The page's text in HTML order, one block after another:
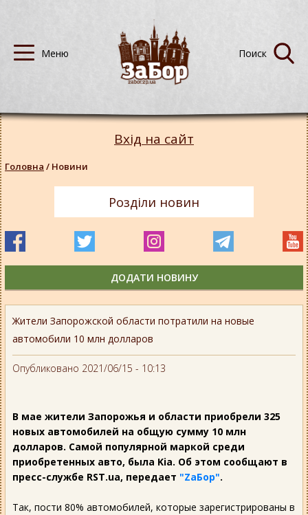
Жители Запорожской области потратили на новые
автомобили 10 млн долларов
Опубликовано 2021/06/15 - 10:13
В мае жители Запорожья и области приобрели 325
новых автомобилей на общую сумму 10 млн
долларов. Самой популярной маркой среди
приобретенных авто, была Kia. Об этом сообщают в
пресс-службе RST.ua, передает "ZаБор".
Так, пости 80% автомобилей, которые зарегистрированы в
Вхід на сайт
Головна / Новини
Розділи новин
ДОДАТИ НОВИНУ